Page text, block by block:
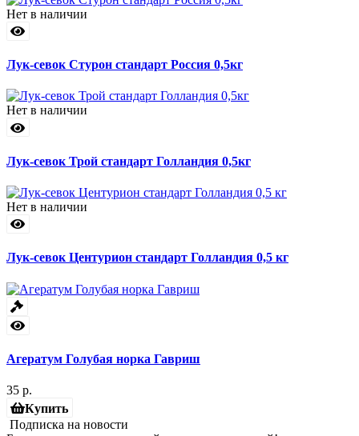
Нет в наличии
Лук-севок Стурон стандарт Россия 0,5кг
Нет в наличии
Лук-севок Трой стандарт Голландия 0,5кг
Нет в наличии
Лук-севок Центурион стандарт Голландия 0,5 кг
Агератум Голубая норка Гавриш
35 р.
Купить
Подписка на новости